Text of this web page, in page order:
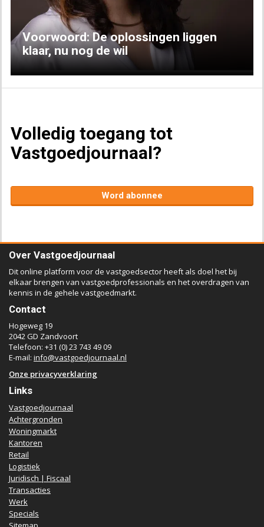
Voorwoord: De oplossingen liggen
klaar, nu nog de wil
Volledig toegang tot
Vastgoedjournaal?
Word abonnee
Over Vastgoedjournaal
Dit online platform voor de vastgoedsector heeft als doel het bij
elkaar brengen van vastgoedprofessionals en het overdragen van
kennis in de gehele vastgoedmarkt.
Contact
Hogeweg 19
2042 GD Zandvoort
Telefoon: +31 (0) 23 743 49 09
E-mail: info@vastgoedjournaal.nl
Onze privacyverklaring
Links
Vastgoedjournaal
Achtergronden
Woningmarkt
Kantoren
Retail
Logistiek
Juridisch | Fiscaal
Transacties
Werk
Specials